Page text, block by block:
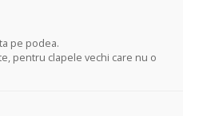
pe podea.
pentru clapele vechi care nu o